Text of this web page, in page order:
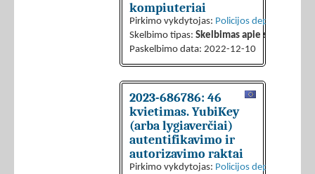
kompiuteriai
Pirkimo vykdytojas: Policijos
Skelbimo tipas: Skelbimas apie sutarties
Paskelbimo data: 2022-12-10
2023-686786: 46
kvietimas. YubiKey
(arba lygiaverčiai)
autentifikavimo ir
autorizavimo raktai
Pirkimo vykdytojas: Policijos